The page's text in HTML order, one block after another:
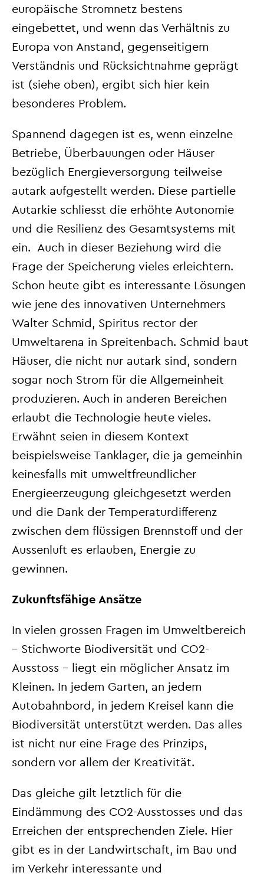
europäische Stromnetz bestens
eingebettet, und wenn das Verhältnis zu
Europa von Anstand, gegenseitigem
Verständnis und Rücksichtnahme geprägt
ist (siehe oben), ergibt sich hier kein
besonderes Problem.
Spannend dagegen ist es, wenn einzelne
Betriebe, Überbauungen oder Häuser
bezüglich Energieversorgung teilweise
autark aufgestellt werden. Diese partielle
Autarkie schliesst die erhöhte Autonomie
und die Resilienz des Gesamtsystems mit
ein. Auch in dieser Beziehung wird die
Frage der Speicherung vieles erleichtern.
Schon heute gibt es interessante Lösungen
wie jene des innovativen Unternehmers
Walter Schmid, Spiritus rector der
Umweltarena in Spreitenbach. Schmid baut
Häuser, die nicht nur autark sind, sondern
sogar noch Strom für die Allgemeinheit
produzieren. Auch in anderen Bereichen
erlaubt die Technologie heute vieles.
Erwähnt seien in diesem Kontext
beispielsweise Tanklager, die ja gemeinhin
keinesfalls mit umweltfreundlicher
Energieerzeugung gleichgesetzt werden
und die Dank der Temperaturdifferenz
zwischen dem flüssigen Brennstoff und der
Aussenluft es erlauben, Energie zu
gewinnen.
Zukunftsfähige Ansätze
In vielen grossen Fragen im Umweltbereich
– Stichworte Biodiversität und CO2-
Ausstoss – liegt ein möglicher Ansatz im
Kleinen. In jedem Garten, an jedem
Autobahnbord, in jedem Kreisel kann die
Biodiversität unterstützt werden. Das alles
ist nicht nur eine Frage des Prinzips,
sondern vor allem der Kreativität.
Das gleiche gilt letztlich für die
Eindämmung des CO2-Ausstosses und das
Erreichen der entsprechenden Ziele. Hier
gibt es in der Landwirtschaft, im Bau und
im Verkehr interessante und